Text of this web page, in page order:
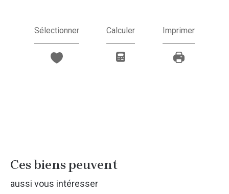
Sélectionner Calculer Imprimer
Ces biens peuvent
aussi vous intéresser